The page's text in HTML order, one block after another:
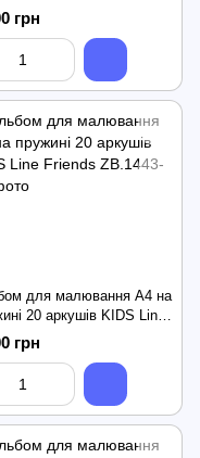
грн
для малювання А4 на
20 аркушів KIDS Line
грн